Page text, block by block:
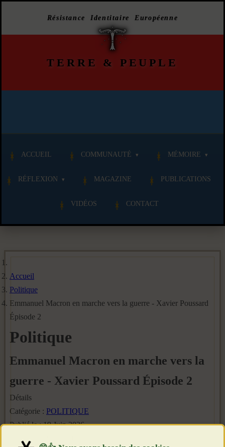
Résistance Identitaire Européenne
TERRE & PEUPLE
ACCUEIL COMMUNAUTÉ MÉMOIRE
RÉFLEXION MAGAZINE PUBLICATIONS
VIDÉOS CONTACT
Accueil
Politique
Emmanuel Macron en marche vers la guerre - Xavier Poussard
Épisode 2
Politique
Emmanuel Macron en marche vers la
guerre - Xavier Poussard Épisode 2
Détails
Catégorie : POLITIQUE
Publié le : 19 Juin 2026